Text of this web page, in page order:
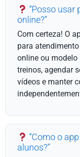
“Posso usar
online?”
Com certeza! O
para
online ou modelo
treinos, agendar
vídeos e manter
“Como o
alunos?”